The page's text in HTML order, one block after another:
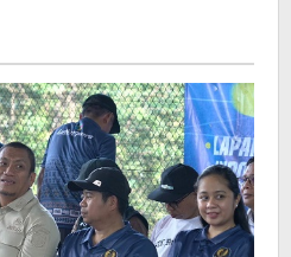
III,
Dorong
Lahirnya
Atlet
Tenis
Berprestasi